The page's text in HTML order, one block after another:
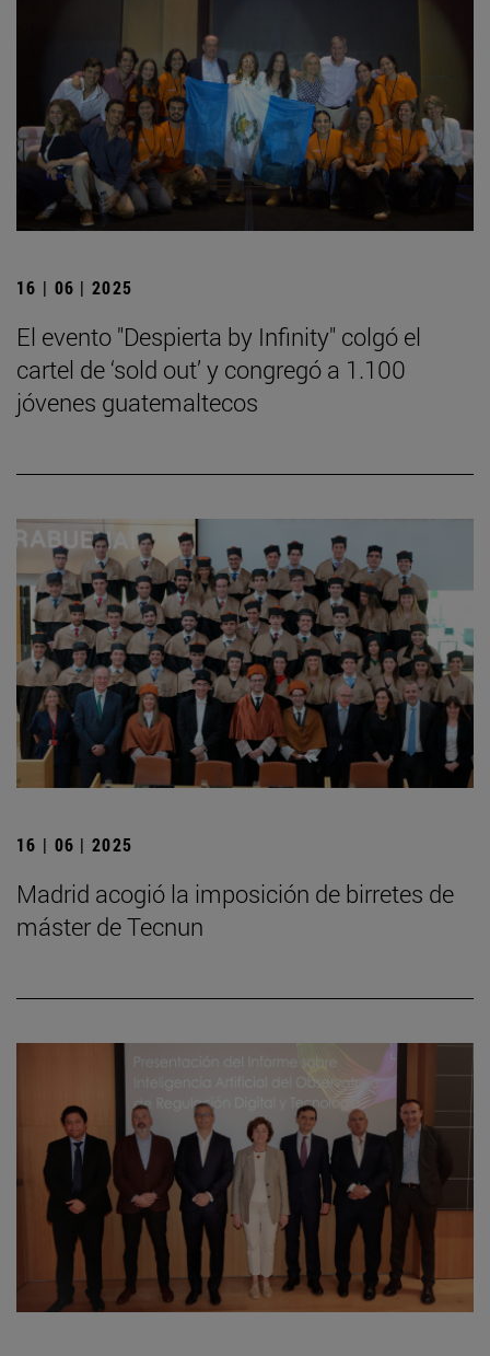
16 | 06 | 2025
El evento "Despierta by Infinity" colgó el
cartel de ‘sold out’ y congregó a 1.100
jóvenes guatemaltecos
16 | 06 | 2025
Madrid acogió la imposición de birretes de
máster de Tecnun